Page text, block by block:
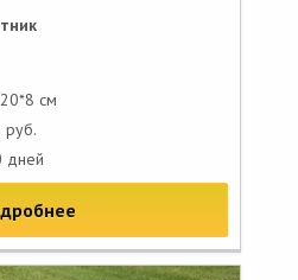
см
руб.
дней